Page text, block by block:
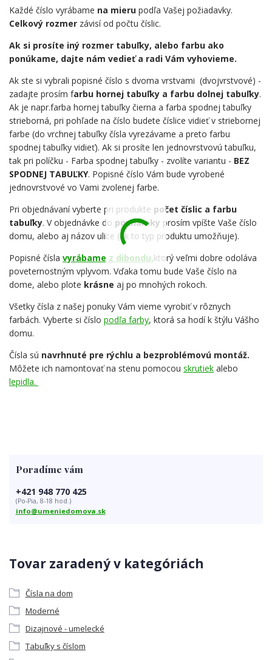
Každé číslo vyrábame na mieru podľa Vašej požiadavky.
Celkový rozmer závisí od počtu číslic.
Ak si prosíte iný rozmer tabuľky, alebo farbu ako
ponúkame, dajte nám vedieť a radi Vám vyhovieme.
Ak ste si vybrali popisné číslo s dvoma vrstvami (dvojvrstvové) -
zadajte prosím farbu hornej tabuľky a farbu dolnej tabuľky.
Ak je napr.farba hornej tabuľky čierna a farba spodnej tabuľky
strieborná, pri pohľade na číslo budete číslice vidieť v striebornej
farbe (do vrchnej tabuľky čísla vyrezávame a preto farbu
spodnej tabuľky vidieť). Ak si prosíte len jednovrstvovú tabuľku,
tak pri políčku - Farba spodnej tabuľky - zvolíte variantu - BEZ
SPODNEJ TABUĽKY. Popisné číslo Vám bude vyrobené
jednovrstvové vo Vami zvolenej farbe.
Pri objednávaní vyberte pri produkte počet číslic a farbu
tabuľky. V objednávke do poznámky prosím vpíšte Vaše číslo
domu, alebo aj názov ulice (ak to typ produktu umožňuje).
Popisné čísla vyrábame z dibondu,ktorý veľmi dobre odoláva
poveternostným vplyvom. Vďaka tomu bude Vaše číslo na
dome, alebo plote krásne aj po mnohých rokoch.
Všetky čísla z našej ponuky Vám vieme vyrobiť v rôznych
farbách. Vyberte si číslo podľa farby, ktorá sa hodí k štýlu Vášho
domu.
Čísla sú navrhnuté pre rýchlu a bezproblémovú montáž.
Môžete ich namontovať na stenu pomocou skrutiek alebo
lepidla.
Tovar zaradený v kategóriách
Čísla na dom
Moderné
Dizajnové - umelecké
Tabuľky s číslom
Poradíme vám
+421 948 770 425
(Po-Pia, 8-18 hod.)
info@umeniedomova.sk